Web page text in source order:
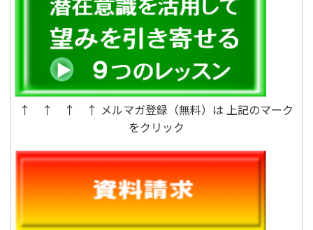
↑ ↑ ↑ ↑ メルマガ登録（無料）は 上記のマーク
をクリック